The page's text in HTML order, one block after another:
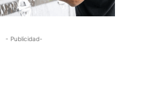
- Publicidad-